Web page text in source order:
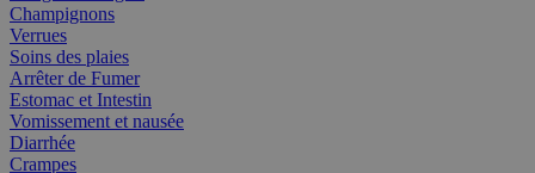
Champignons
Verrues
Soins des plaies
Arrêter de Fumer
Estomac et Intestin
Vomissement et nausée
Diarrhée
Crampes